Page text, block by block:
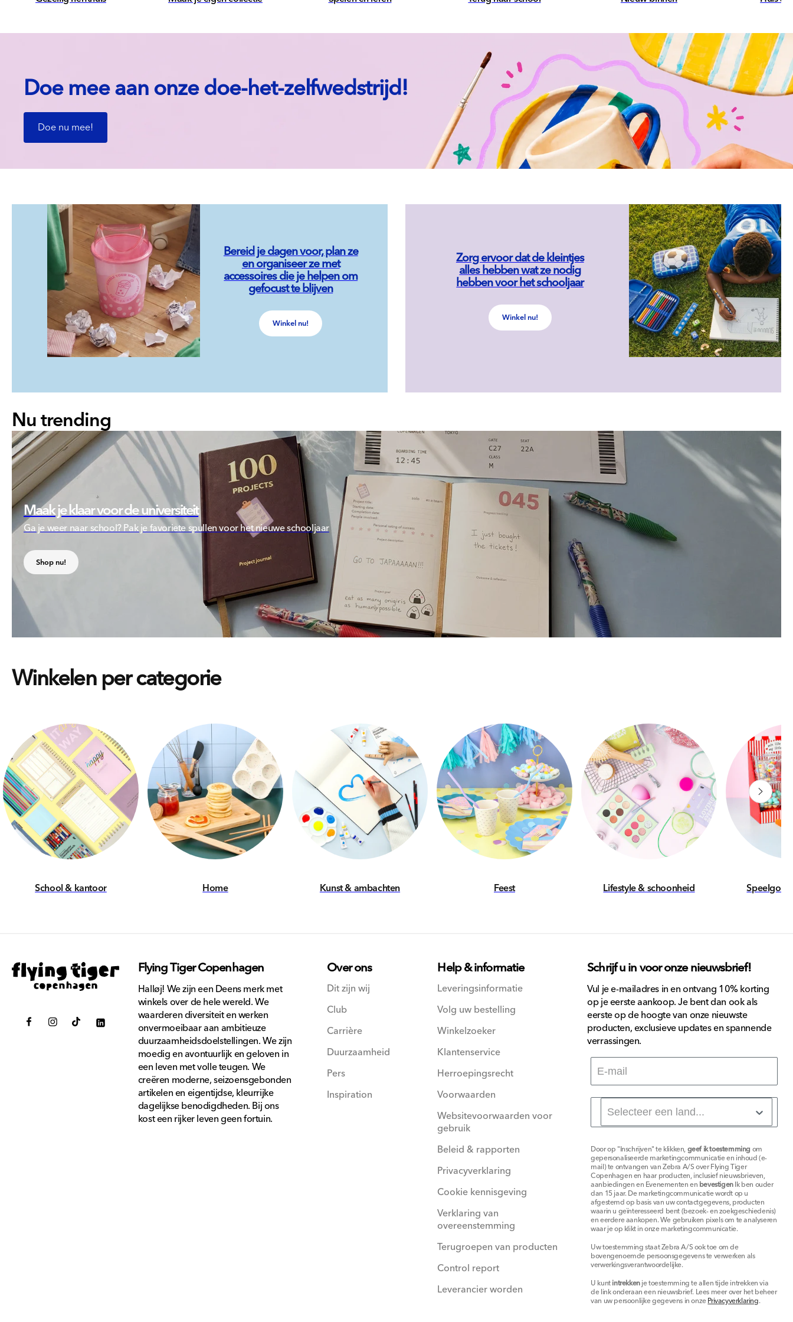
Doe mee aan onze doe-het-zelfwedstrijd!
Doe nu mee!
Bereid je dagen voor, plan ze
en organiseer ze met
accessoires die je helpen om
gefocust te blijven
Winkel nu!
Zorg ervoor dat de kleintjes
alles hebben wat ze nodig
hebben voor het schooljaar
Winkel nu!
Nu trending
Maak je klaar voor de universiteit
Ga je weer naar school? Pak je favoriete spullen voor het nieuwe schooljaar
Shop nu!
Winkelen per categorie
School & kantoor Home Kunst & ambachten Feest Lifestyle & schoonheid
FacebookInstagramTikTok
Translation
nl.general.social.links.linkedin
Flying Tiger Copenhagen
Halløj! We zijn een Deens merk met
winkels over de hele wereld. We
waarderen diversiteit en werken
onvermoeibaar aan ambitieuze
duurzaamheidsdoelstellingen. We zijn
moedig en avontuurlijk en geloven in
een leven met volle teugen. We
creëren moderne, seizoensgebonden
artikelen en eigentijdse, kleurrijke
dagelijkse benodigdheden. Bij ons
kost een rijker leven geen fortuin.
Over ons
Dit zijn wij
Club
Carrière
Duurzaamheid
Pers
Inspiration
Help & informatie
Leveringsinformatie
Volg uw bestelling
Winkelzoeker
Klantenservice
Herroepingsrecht
Voorwaarden
Websitevoorwaarden voor
gebruik
Beleid & rapporten
Privacyverklaring
Cookie kennisgeving
Verklaring van
overeenstemming
Terugroepen van producten
Control report
Leverancier worden
Schrijf u in voor onze nieuwsbrief!
Vul je e-mailadres in en ontvang 10% korting
op je eerste aankoop. Je bent dan ook als
eerste op de hoogte van onze nieuwste
producten, exclusieve updates en spannende
verrassingen.
Door op "Inschrijven" te klikken,geef ik toestemmingom
gepersonaliseerde marketingcommunicatie en inhoud (e-
mail) te ontvangen van Zebra A/S over Flying Tiger
Copenhagen en haar producten, inclusief nieuwsbrieven,
aanbiedingen en Evenementen enbevestigenIk ben ouder
dan 15 jaar. De marketingcommunicatie wordt op u
afgestemd op basis van uw contactgegevens, producten
waarin u geïnteresseerd bent (bezoek- en zoekgeschiedenis)
en eerdere aankopen. We gebruiken pixels om te analyseren
waar je op klikt in onze marketingcommunicatie.
Uw toestemming staat Zebra A/S ook toe om de
bovengenoemde persoonsgegevens te verwerken als
verwerkingsverantwoordelijke.
U kuntintrekkenje toestemming te allen tijde intrekken via
de link onderaan een nieuwsbrief. Lees meer over het beheer
van uw persoonlijke gegevens in onzePrivacyverklaring.